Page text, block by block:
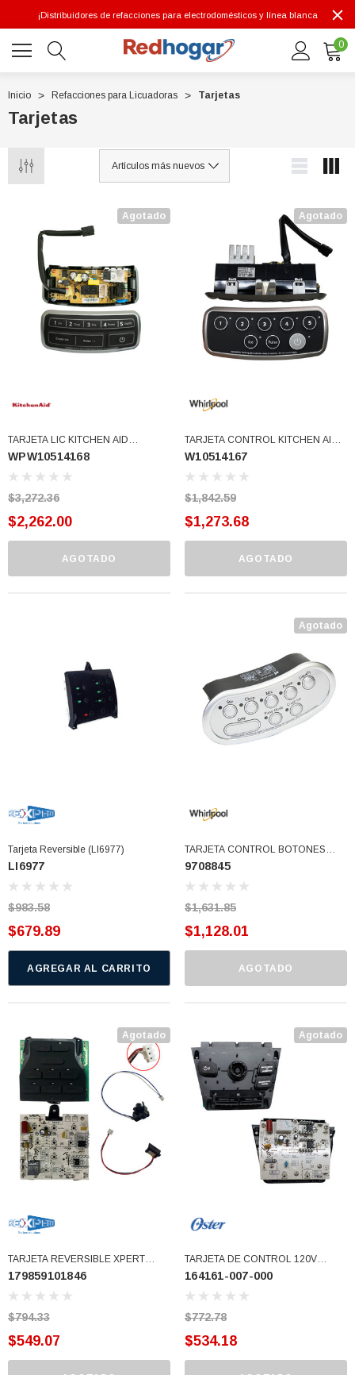
¡Distribuidores de refacciones para electrodomésticos y línea blanca
0
Inicio Refacciones para Licuadoras Tarjetas
Tarjetas
JAS Sust
AH388034,
BALERO 6006 ORIG SELLO NEOPRENO
360130 W10239909 228C2007P001 (3934469)
3934469
$46.62
$30.68
AGREGAR AL CARRITO
Agotado
TARJETA LIC KITCHEN AID
W10514168 (WPW10514168)
WPW10514168
$3,272.36
$2,262.00
AGOTADO
Agotado
TARJETA CONTROL KITCHEN AID
(W10514167)
W10514167
$1,842.59
$1,273.68
AGOTADO
Tarjeta Reversible (LI6977)
LI6977
$983.58
$679.89
AGREGAR AL CARRITO
Agotado
TARJETA CONTROL BOTONES
GRIS 120V (9708845)
9708845
$1,631.85
$1,128.01
AGOTADO
Agotado
TARJETA REVERSIBLE XPERT
OSTER (179859101846)
179859101846
$794.33
$549.07
Agotado
TARJETA DE CONTROL 120V
REVERSIBLE (164161-007-000)
164161-007-000
$772.78
$534.18
7614